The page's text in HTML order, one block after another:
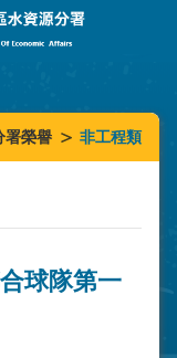
署榮譽 非工程類
球隊第一